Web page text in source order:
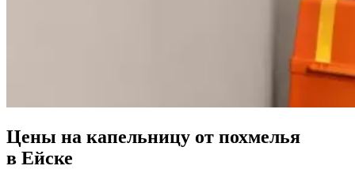
Цены на капельницу от похмелья
в Ейске